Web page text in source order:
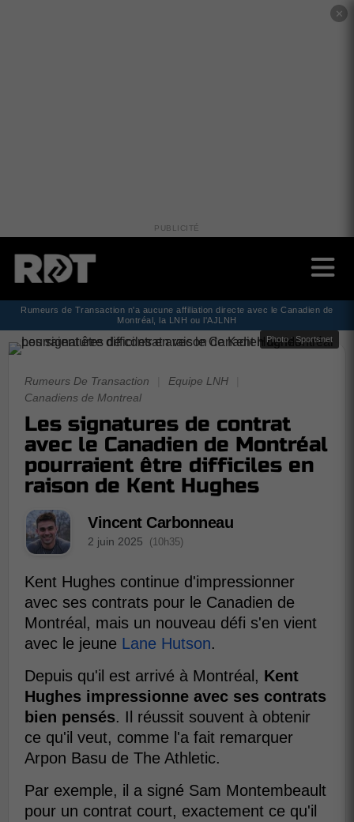
✕
PUBLICITÉ
Rumeurs de Transaction n'a aucune affiliation directe avec le Canadien de
Montréal, la LNH ou l'AJLNH
Photo : Sportsnet
Rumeurs De Transaction Equipe LNH
Canadiens de Montreal
Les signatures de contrat
avec le Canadien de Montréal
pourraient être difficiles en
raison de Kent Hughes
Vincent Carbonneau
2 juin 2025 (10h35)
Kent Hughes continue d'impressionner
avec ses contrats pour le Canadien de
Montréal, mais un nouveau défi s'en vient
avec le jeune Lane Hutson.
Depuis qu'il est arrivé à Montréal, Kent
Hughes impressionne avec ses contrats
bien pensés. Il réussit souvent à obtenir
ce qu'il veut, comme l'a fait remarquer
Arpon Basu de The Athletic.
Par exemple, il a signé Sam Montembeault
pour un contrat court, exactement ce qu'il